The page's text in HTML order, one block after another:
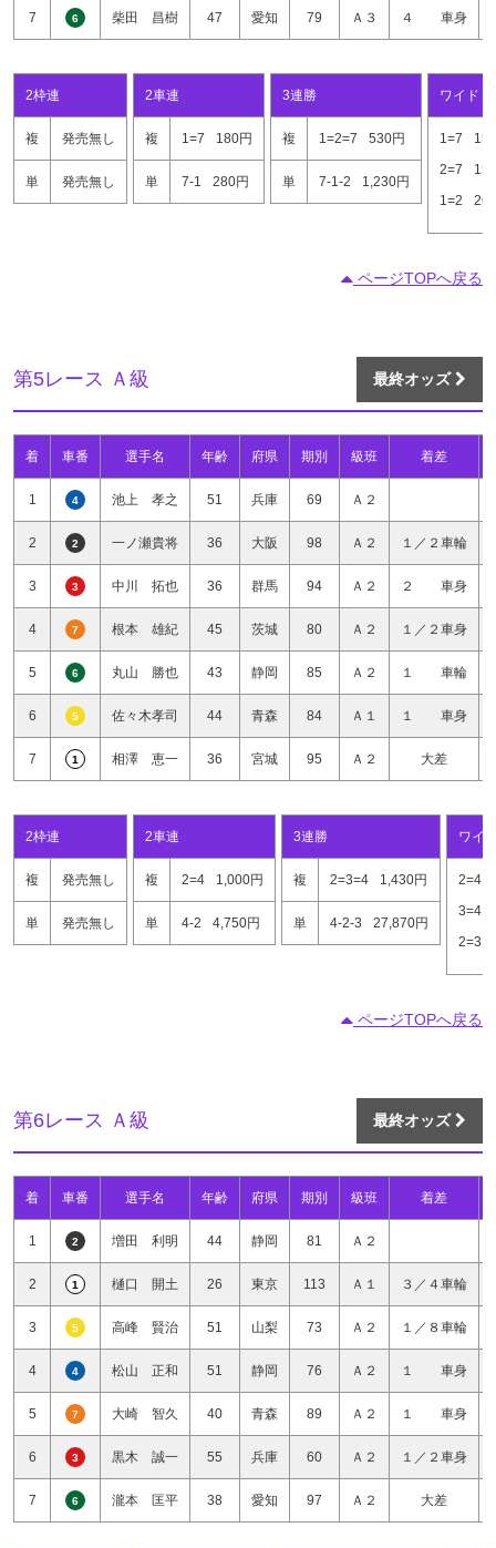
7 6 柴田 昌樹 47 愛知 79 Ａ３ ４ 車身
2枠連
複 発売無し
単 発売無し
2車連
複 1=7 180円
単 7-1 280円
3連勝
複 1=2=7 530円
単 7-1-2 1,230円
ワイド
1=7
2=7
1=2
ページTOPへ戻る
第5レース Ａ級 最終オッズ
着 車番 選手名 年齢 府県 期別 級班 着差
1 4 池上 孝之 51 兵庫 69 Ａ２
2 2 一ノ瀬貴将 36 大阪 98 Ａ２ １／２車輪
3 3 中川 拓也 36 群馬 94 Ａ２ ２ 車身
4 7 根本 雄紀 45 茨城 80 Ａ２ １／２車身
5 6 丸山 勝也 43 静岡 85 Ａ２ １ 車輪
6 5 佐々木孝司 44 青森 84 Ａ１ １ 車身
7 1 相澤 恵一 36 宮城 95 Ａ２ 大差
2枠連
複 発売無し
単 発売無し
2車連
複 2=4 1,000円
単 4-2 4,750円
3連勝
複 2=3=4 1,430円
単 4-2-3 27,870円
ワイ
2=4
3=4
2=3
ページTOPへ戻る
第6レース Ａ級 最終オッズ
着 車番 選手名 年齢 府県 期別 級班 着差
1 2 増田 利明 44 静岡 81 Ａ２
2 1 樋口 開土 26 東京 113 Ａ１ ３／４車輪
3 5 高峰 賢治 51 山梨 73 Ａ２ １／８車輪
4 4 松山 正和 51 静岡 76 Ａ２ １ 車身
5 7 大崎 智久 40 青森 89 Ａ２ １ 車身
6 3 黒木 誠一 55 兵庫 60 Ａ２ １／２車身
7 6 瀧本 匡平 38 愛知 97 Ａ２ 大差